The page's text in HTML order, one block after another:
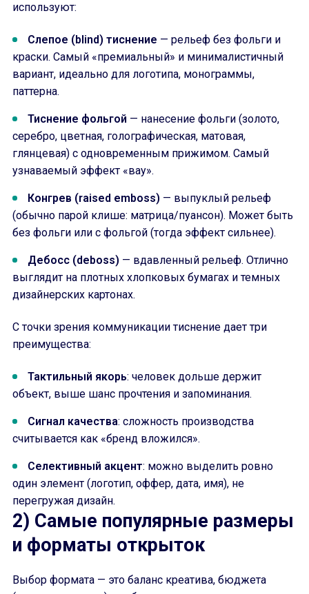
используют:
Слепое (blind) тиснение — рельеф без фольги и
краски. Самый «премиальный» и минималистичный
вариант, идеально для логотипа, монограммы,
паттерна.
Тиснение фольгой — нанесение фольги (золото,
серебро, цветная, голографическая, матовая,
глянцевая) с одновременным прижимом. Самый
узнаваемый эффект «вау».
Конгрев (raised emboss) — выпуклый рельеф
(обычно парой клише: матрица/пуансон). Может быть
без фольги или с фольгой (тогда эффект сильнее).
Дебосс (deboss) — вдавленный рельеф. Отлично
выглядит на плотных хлопковых бумагах и темных
дизайнерских картонах.
С точки зрения коммуникации тиснение дает три
преимущества:
Тактильный якорь: человек дольше держит
объект, выше шанс прочтения и запоминания.
Сигнал качества: сложность производства
считывается как «бренд вложился».
Селективный акцент: можно выделить ровно
один элемент (логотип, оффер, дата, имя), не
перегружая дизайн.
2) Самые популярные размеры
и форматы открыток
Выбор формата — это баланс креатива, бюджета